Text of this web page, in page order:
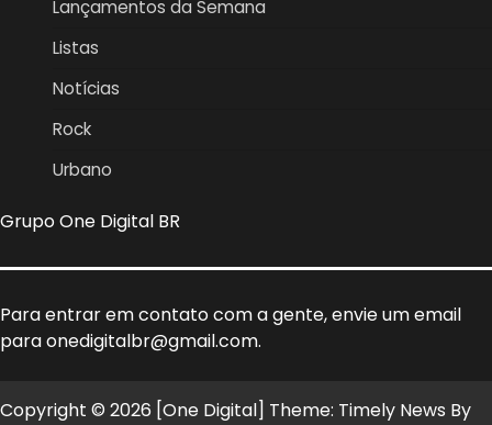
Lançamentos da Semana
Listas
Notícias
Rock
Urbano
Grupo One Digital BR
Para entrar em contato com a gente, envie um email
para onedigitalbr@gmail.com.
Copyright © 2026 [One Digital] Theme: Timely News By